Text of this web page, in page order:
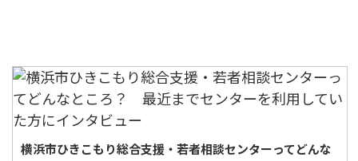
横浜市ひきこもり総合支援・若者相談センターってどんな